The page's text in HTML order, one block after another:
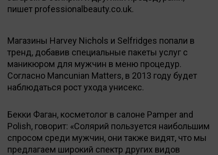
пишет professionalbeauty.co.uk.
Магазины Harvey Nichols и Selfridges попали в
тренд, добавив специальные пакеты услуг с
маникюром для мужчин в меню процедур.
Согласно Mancunian Matters, в 2013 году будет
наблюдаться рост ухода унисекс.
Бекки Фаган, косметолог в салоне Pamper and
Polish, говорит: «Солярий пользуется наибольшим
спросом среди мужчин, они также видят, что мы
предлагаем широкий спектр других видов